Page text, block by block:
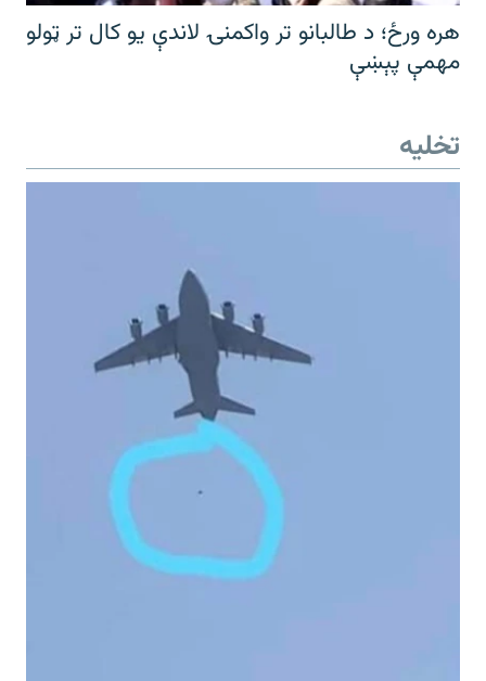
هره ورځ؛ د طالبانو تر واکمنۍ لاندې یو کال تر ټولو
مهمې پېښې
تخلیه